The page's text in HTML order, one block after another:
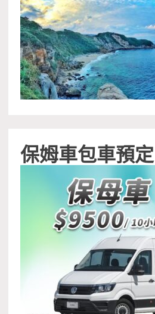
保姆車包車預定